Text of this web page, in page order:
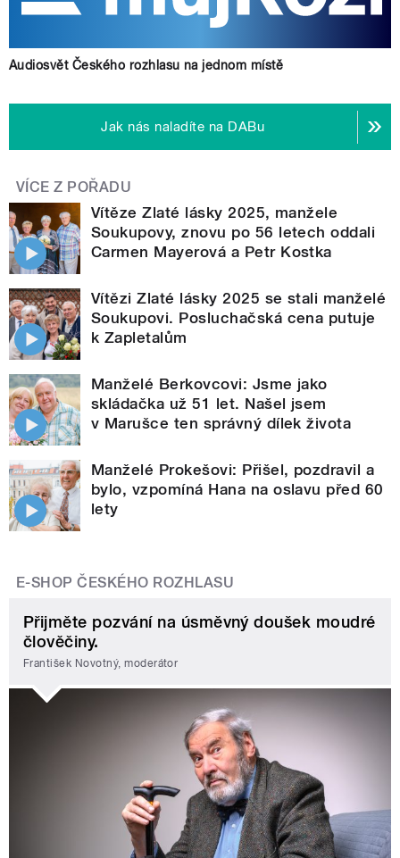
Audiosvět Českého rozhlasu na jednom místě
Jak nás naladíte na DABu
VÍCE Z POŘADU
Vítěze Zlaté lásky 2025, manžele
Soukupovy, znovu po 56 letech oddali
Carmen Mayerová a Petr Kostka
Vítězi Zlaté lásky 2025 se stali manželé
Soukupovi. Posluchačská cena putuje
k Zapletalům
Manželé Berkovcovi: Jsme jako
skládačka už 51 let. Našel jsem
v Marušce ten správný dílek života
Manželé Prokešovi: Přišel, pozdravil a
bylo, vzpomíná Hana na oslavu před 60
lety
E-SHOP ČESKÉHO ROZHLASU
Přijměte pozvání na úsměvný doušek moudré
člověčiny.
František Novotný, moderátor